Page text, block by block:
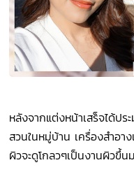
หลังจากแต่งหน้าเสร็จได้ป
สวนในหมู่บ้าน เครื่องสำอา
ผิวจะดูโกลวๆเป็นงานผิวขึ้